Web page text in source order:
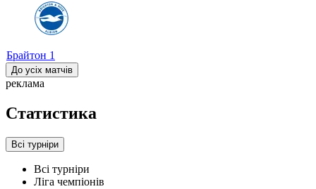
Брайтон 1
До усіх матчів
реклама
Статистика
Всі турніри
Всі турніри
Ліга чемпіонів